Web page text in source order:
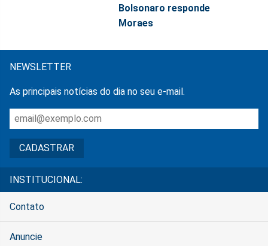
Bolsonaro responde
Moraes
NEWSLETTER
As principais notícias do dia no seu e-mail.
INSTITUCIONAL:
Contato
Anuncie